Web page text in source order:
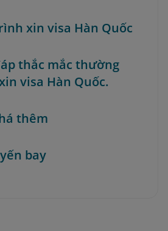
xin visa Hàn Quốc
thắc mắc thường
visa Hàn Quốc.
thêm
bay